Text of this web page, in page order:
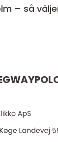
– så